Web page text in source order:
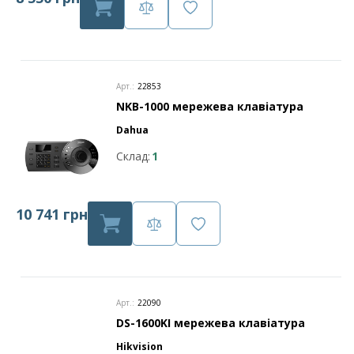
Арт.: 22853
NKB-1000 мережева клавіатура
Dahua
Склад: 1
10 741 грн
Арт.: 22090
DS-1600KI мережева клавіатура
Hikvision